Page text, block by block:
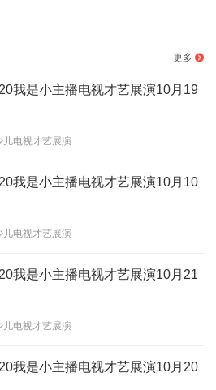
更多
我是小主播电视才艺展演10月19
儿电视才艺展演
我是小主播电视才艺展演10月10
儿电视才艺展演
我是小主播电视才艺展演10月21
儿电视才艺展演
我是小主播电视才艺展演10月20